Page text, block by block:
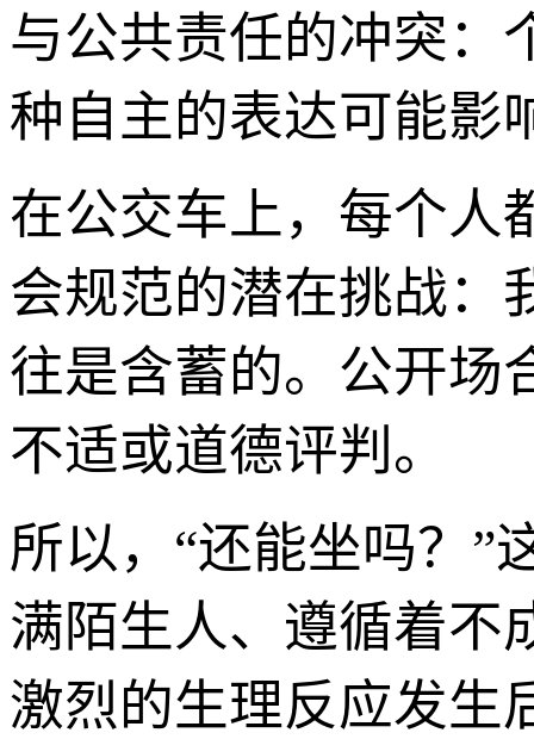
与公共责任的冲突：
种自主的表达可能影
在公交车上，每个人
会规范的潜在挑战：
往是含蓄的。公开场
不适或道德评判。
所以，“还能坐吗？”
满陌生人、遵循着不
激烈的生理反应发生